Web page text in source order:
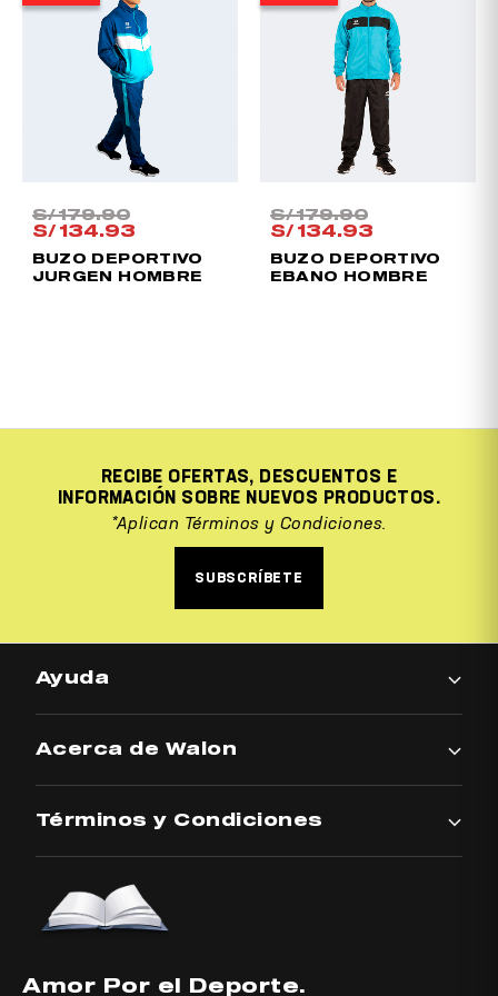
S/179.90
original
S/ 179.90.
S/ 134.93
actual
S/ 134.93.
BUZO DEPORTIVO
JURGEN HOMBRE
S/179.90
original
S/ 179.90.
S/ 134.93
actual
S/ 134.93.
BUZO DEPORTIVO
EBANO HOMBRE
RECIBE OFERTAS, DESCUENTOS E
INFORMACIÓN SOBRE NUEVOS PRODUCTOS.
*Aplican Términos y Condiciones.
SUBSCRÍBETE
Acerca de Walon
Ayuda
Términos y Condiciones
Amor Por el Deporte.